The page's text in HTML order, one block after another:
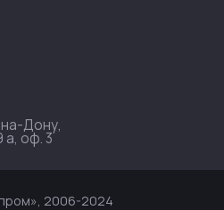
Дону,
а, оф. 3
2006-2024